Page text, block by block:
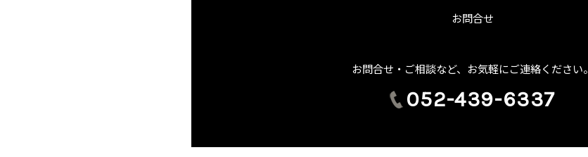
お問合せ
お問合せ・ご相談など、お気軽にご連絡ください。
052-439-6337